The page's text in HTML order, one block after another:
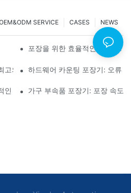
NEWS
CASES
SERVICE
나사 카운팅 포장기
포장을 위한 효율적인 솔루션:
고의 하드웨어 포장 기계
하드웨어 카운팅 포장기: 오류
인 포장을 위한 최고의 도구
가구 부속품 포장기: 포장 속도